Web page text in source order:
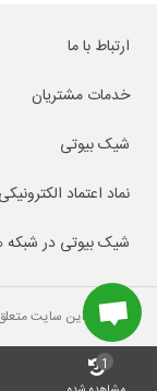
ارتباط با ما
خدمات مشتریان
شیک بیوتی
نماد اعتماد الکترونیکی
شیک بیوتی در شبکه
کلیه حقوق این سایت
1